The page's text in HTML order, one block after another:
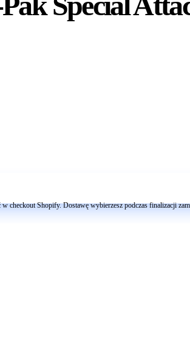
w checkout Shopify. Dostawę wybierzesz podczas finalizacji